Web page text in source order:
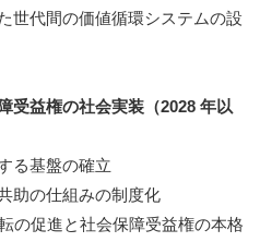
世代間の価値循環システムの設
受益権の社会実装（2028 年以
る基盤の確立
助の仕組みの制度化
の促進と社会保障受益権の本格